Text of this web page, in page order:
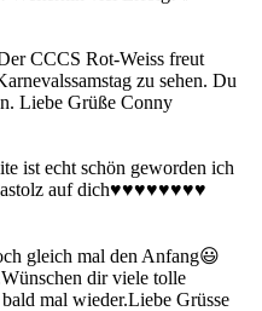
CCCS Rot-Weiss freut
zu sehen. Du
Liebe Grüße Conny
ist echt schön geworden ich
auf dich♥️♥️♥️♥️♥️♥️♥️♥️
gleich mal den Anfang😃
dir viele tolle
mal wieder.Liebe Grüsse